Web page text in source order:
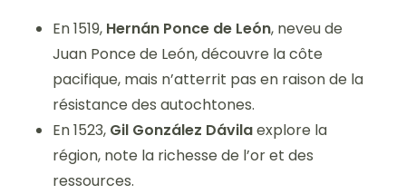
En 1519, Hernán Ponce de León, neveu de
Juan Ponce de León, découvre la côte
pacifique, mais n’atterrit pas en raison de la
résistance des autochtones.
En 1523, Gil González Dávilaexplore la
région, note la richesse de l’or et des
ressources.